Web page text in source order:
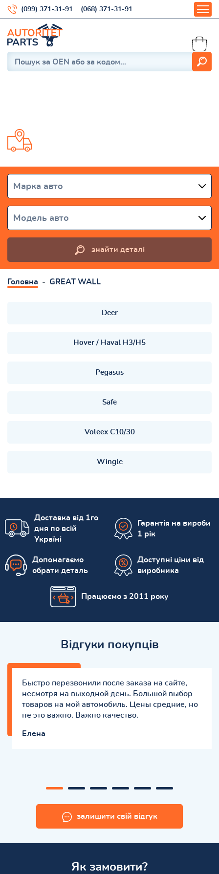
(099) 371-31-91 (068) 371-31-91
Марка авто
Модель авто
знайти деталі
Головна GREAT WALL
Deer
Hover / Haval H3/H5
Pegasus
Safe
Voleex C10/30
Wingle
Доставка від 1го
дня по всій
Україні
Гарантія на вироби
1 рік
Допомагаємо
обрати деталь
Доступні ціни від
виробника
Працюємо з 2011 року
Відгуки покупців
Быстро перезвонили после заказа на сайте,
несмотря на выходной день. Большой выбор
товаров на мой автомобиль. Цены средние, но
не это важно. Важно качество.
Елена
залишити свій відгук
Як замовити?